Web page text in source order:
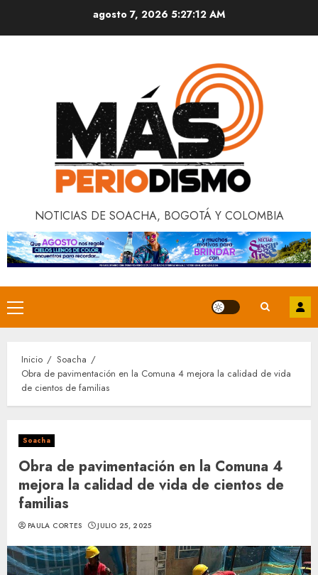
agosto 7, 2026 5:27:12 AM
NOTICIAS DE SOACHA, BOGOTÁ Y COLOMBIA
Menú
principal
Inicio
Soacha
Obra de pavimentación en la Comuna 4 mejora la calidad de vida
de cientos de familias
Soacha
Obra de pavimentación en la Comuna 4
mejora la calidad de vida de cientos de
familias
PAULA CORTES JULIO 25, 2025